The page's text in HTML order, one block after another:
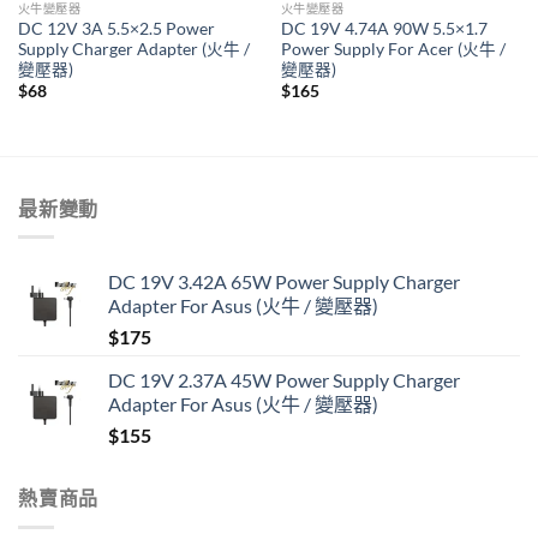
火牛變壓器
DC 12V 3A 5.5×2.5 Power
Supply Charger Adapter (火牛 /
變壓器)
$68
火牛變壓器
DC 19V 4.74A 90W 5.5×1.7
Power Supply For Acer (火牛 /
變壓器)
$165
最新變動
DC 19V 3.42A 65W Power Supply Charger
Adapter For Asus (火牛 / 變壓器)
$175
DC 19V 2.37A 45W Power Supply Charger
Adapter For Asus (火牛 / 變壓器)
$155
熱賣商品